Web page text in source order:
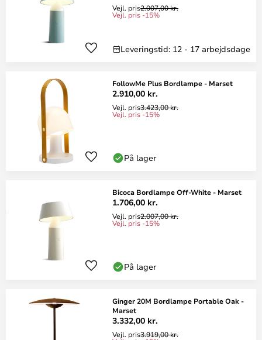
Vejl. pris2.007,00 kr.
Vejl. pris -15%
Leveringstid: 12 - 17 arbejdsdage
FollowMe Plus Bordlampe - Marset
2.910,00 kr.
Vejl. pris3.423,00 kr.
Vejl. pris -15%
På lager
Bicoca Bordlampe Off-White - Marset
1.706,00 kr.
Vejl. pris2.007,00 kr.
Vejl. pris -15%
På lager
Ginger 20M Bordlampe Portable Oak -
Marset
3.332,00 kr.
Vejl. pris3.919,00 kr.